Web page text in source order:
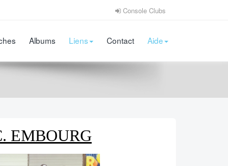
Console Clubs
Albums Liens Contact Aide
EMBOURG